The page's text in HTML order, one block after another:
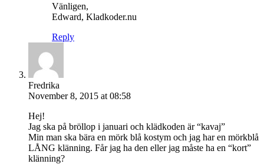
Vänligen,
Edward, Kladkoder.nu
Reply
Fredrika
November 8, 2015 at 08:58
Hej!
Jag ska på bröllop i januari och klädkoden är “kavaj”
Min man ska bära en mörk blå kostym och jag har en mörkblå
LÅNG klänning. Får jag ha den eller jag måste ha en “kort”
klänning?